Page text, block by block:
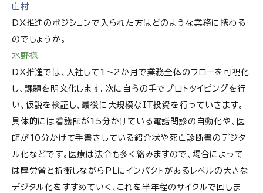
庄村
DX推進のポジションで入られた方はどのような業務に携わる
のでしょうか。
水野様
DX推進では、入社して1～2か月で業務全体のフローを可視化
し、課題を明文化します。次に自らの手でプロトタイピングを行
い、仮説を検証し、最後に大規模なIT投資を行っていきます。
具体的には看護師が15分かけている電話問診の自動化や、医
師が10分かけて手書きしている紹介状や死亡診断書のデジタ
ル化などです。医療は法令も多く絡みますので、場合によって
は厚労省と折衝しながらPLにインパクトがあるレベルの大きな
デジタル化をすすめていく、これを半年程のサイクルで回しま